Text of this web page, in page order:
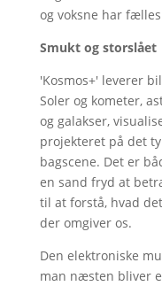
og voksne har
Smukt og storslået
'Kosmos+' leverer
Soler og kometer,
og galakser,
projekteret på det
bagscene. Det er
en sand fryd at
til at forstå, hvad
der omgiver os.
Den elektroniske
man næsten bliver